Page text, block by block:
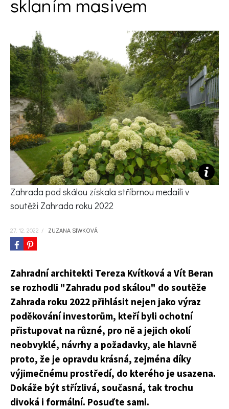
KVÍZY A TESTY
Zahrada pod skálou získala stříbrnou medaili v
soutěži Zahrada roku 2022
27. 12. 2022 / ZUZANA SIWKOVÁ
Zahradní architekti Tereza Kvítková a Vít Beran
se rozhodli "Zahradu pod skálou" do soutěže
Zahrada roku 2022 přihlásit nejen jako výraz
poděkování investorům, kteří byli ochotní
přistupovat na různé, pro ně a jejich okolí
neobvyklé, návrhy a požadavky, ale hlavně
proto, že je opravdu krásná, zejména díky
výjimečnému prostředí, do kterého je usazena.
Dokáže být střízlivá, současná, tak trochu
divoká i formální. Posuďte sami.